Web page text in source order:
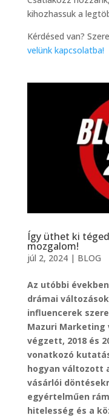
kihozhassuk a
Kérdésed van?
velünk kapcsolatba!
Így üthet ki
mozgalom!
júl 2, 2024| BLOG
Az utóbbi
drámai
influencerek
Mazuri
végzett, 2018 és
vonatkozó
hogyan változott
vásárlói
egyértelműen
hitelesség és a